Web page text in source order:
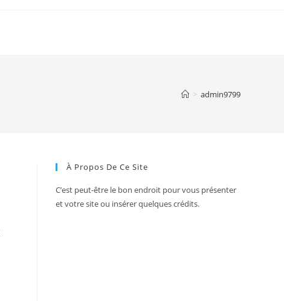
> admin9799
À Propos De Ce Site
C’est peut-être le bon endroit pour vous présenter
et votre site ou insérer quelques crédits.